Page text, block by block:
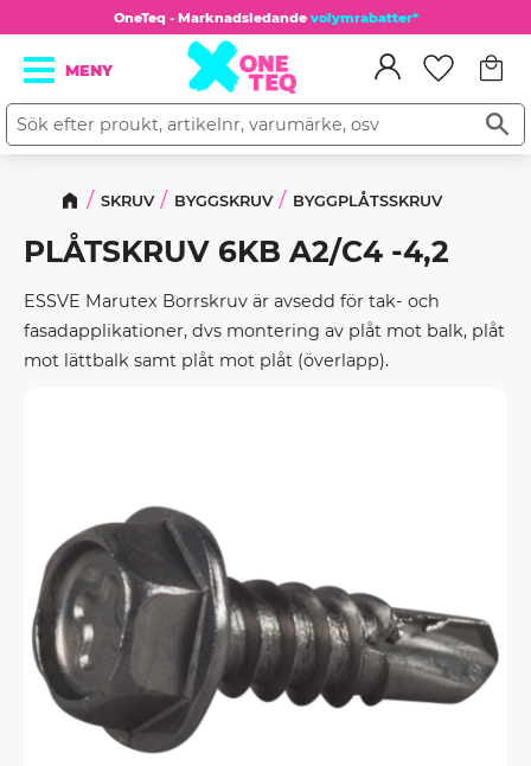
Meny
OneTeq - Marknadsledande volymrabatter*
SKRUV BYGGSKRUV BYGGPLÅTSSKRUV
PLÅTSKRUV 6KB A2/C4 -4,2
ESSVE Marutex Borrskruv är avsedd för tak- och
fasadapplikationer, dvs montering av plåt mot balk, plåt
mot lättbalk samt plåt mot plåt (överlapp).